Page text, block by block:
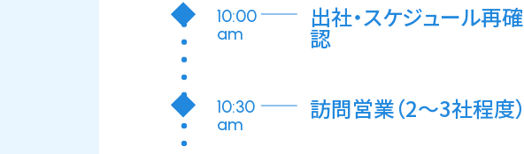
10:00
am
出社・スケジュール再確
認
10:30
am
訪問営業（2～3社程度）